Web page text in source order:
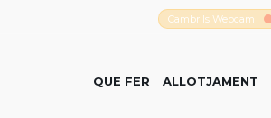
Cambrils Webcam
QUE FER ALLOTJAMENT